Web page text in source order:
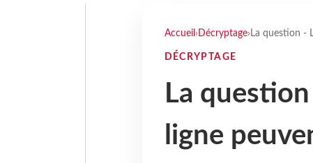
Accueil › Décryptage› La question -
DÉCRYPTAGE
La
ligne